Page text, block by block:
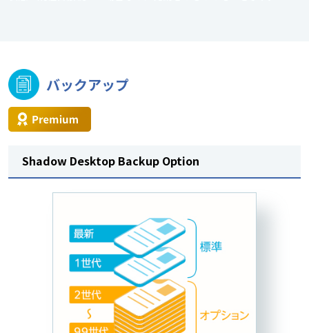
バックアップ
Shadow Desktop Backup Option